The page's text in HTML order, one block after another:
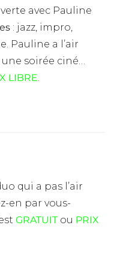
avec Pauline
: jazz, impro,
Pauline a l’air
une soirée ciné…
LIBRE.
qui a pas l’air
en par vous-
GRATUITou PRIX